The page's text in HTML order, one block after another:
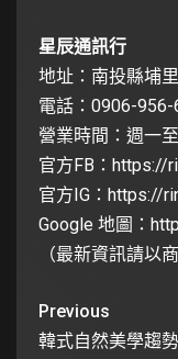
星辰通訊行
地址：南投縣埔
電話：0906-956-
營業時間：週一
官方FB： https://
官方IG： https://
Google 地圖：
（最新資訊請以
Previous
韓式自然美學趨